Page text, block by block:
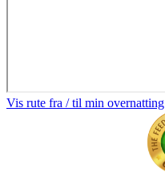
Vis rute fra / til min overnatting